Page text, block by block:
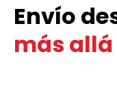
Envío
más allá